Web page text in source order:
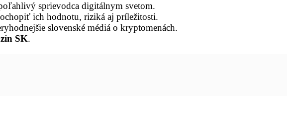
sprievodca digitálnym svetom.
ich hodnotu, riziká aj príležitosti.
slovenské médiá o kryptomenách.
SK.